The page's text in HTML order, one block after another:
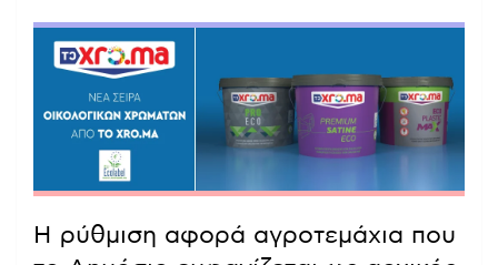
Η ρύθμιση αφορά αγροτεμάχια που